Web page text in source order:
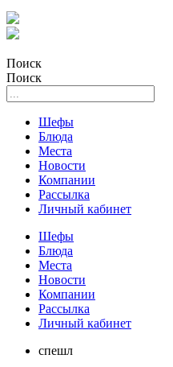
Поиск
Поиск
Шефы
Блюда
Места
Новости
Компании
Рассылка
Личный кабинет
Шефы
Блюда
Места
Новости
Компании
Рассылка
Личный кабинет
спешл